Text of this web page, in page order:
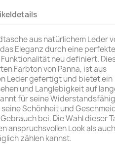
aus natürlichem Leder
Eleganz durch eine perfekte
neu definiert.
Farbton von Panna, ist aus
Leder gefertigt und bietet ein
und Langlebigkeit auf
für seine
Schönheit und
bei. Die Wahl dieser
anspruchsvollen Look als
zählen kannst.